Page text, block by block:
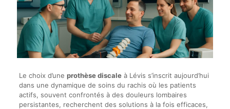
Le choix d’une prothèse discaleà Lévis s’inscrit aujourd’hui
dans une dynamique de soins du rachis où les patients
actifs, souvent confrontés à des douleurs lombaires
persistantes, recherchent des solutions à la fois efficaces,